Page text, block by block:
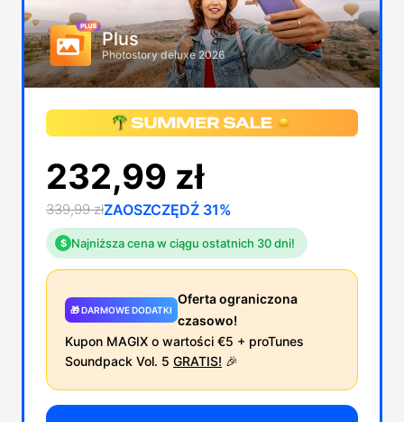
Plus
Photostory deluxe 2026
232,99 zł
339,99 złZAOSZCZĘDŹ 31%
$ Najniższa cena w ciągu ostatnich 30 dni!
🎁 DARMOWE DODATKI
Oferta ograniczona
czasowo!
Kupon MAGIX o wartości €5 + proTunes
Soundpack Vol. 5 GRATIS! 🎉